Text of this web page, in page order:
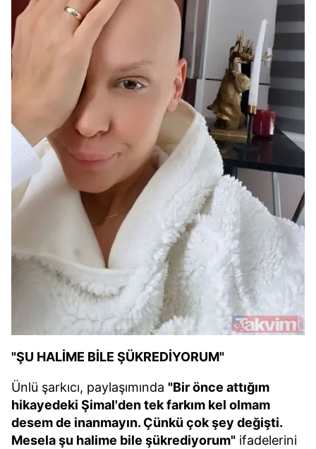
"ŞU HALİME BİLE ŞÜKREDİYORUM"
Ünlü şarkıcı, paylaşımında "Bir önce attığım
hikayedeki Şimal'den tek farkım kel olmam
desem de inanmayın. Çünkü çok şey değişti.
Mesela şu halime bile şükrediyorum" ifadelerini